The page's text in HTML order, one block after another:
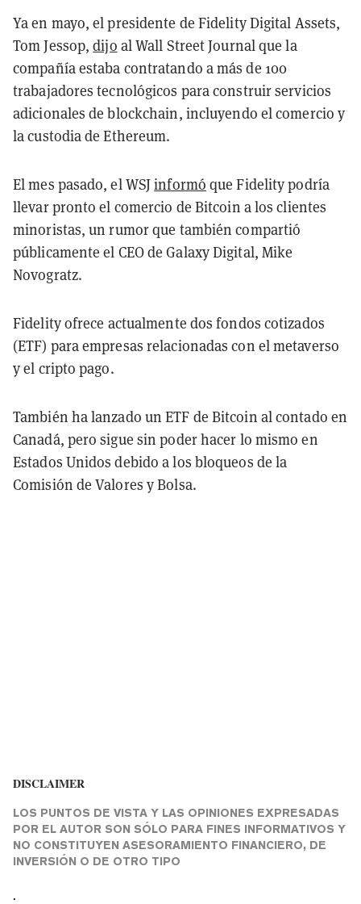
Ya en mayo, el presidente de Fidelity Digital Assets,
Tom Jessop,dijo al Wall Street Journal que la
compañía estaba contratando a más de 100
trabajadores tecnológicos para construir servicios
adicionales de blockchain, incluyendo el comercio y
la custodia de Ethereum.
El mes pasado, el WSJinformó que Fidelity podría
llevar pronto el comercio de Bitcoin a los clientes
minoristas, un rumor que también compartió
públicamente el CEO de Galaxy Digital, Mike
Novogratz.
Fidelity ofrece actualmente dos fondos cotizados
(ETF) para empresas relacionadas con el metaverso
y el cripto pago.
También ha lanzado un ETF de Bitcoin al contado en
Canadá, pero sigue sin poder hacer lo mismo en
Estados Unidos debido a los bloqueos de la
Comisión de Valores y Bolsa.
DISCLAIMER
LOS PUNTOS DE VISTA Y LAS OPINIONES EXPRESADAS
POR EL AUTOR SON SÓLO PARA FINES INFORMATIVOS Y
NO CONSTITUYEN ASESORAMIENTO FINANCIERO, DE
INVERSIÓN O DE OTRO TIPO
.